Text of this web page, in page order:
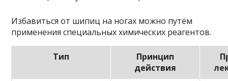
Избавиться от шипиц на ногах можно путём
применения специальных химических реагентов.
Тип
Принцип
действия